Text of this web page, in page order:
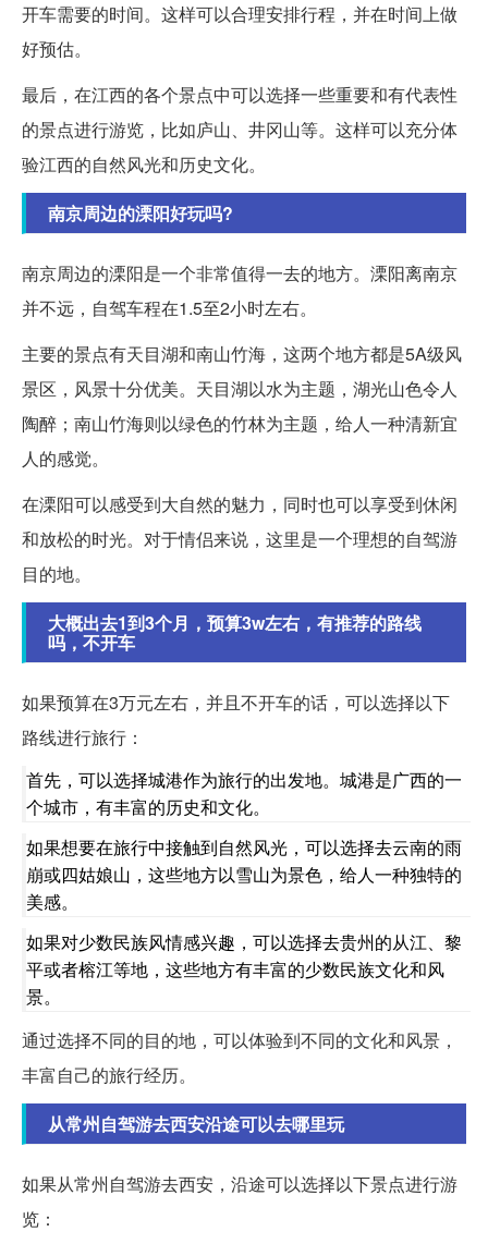
开车需要的时间。这样可以合理安排行程，并在时间上做
好预估。
最后，在江西的各个景点中可以选择一些重要和有代表性
的景点进行游览，比如庐山、井冈山等。这样可以充分体
验江西的自然风光和历史文化。
南京周边的溧阳好玩吗?
南京周边的溧阳是一个非常值得一去的地方。溧阳离南京
并不远，自驾车程在1.5至2小时左右。
主要的景点有天目湖和南山竹海，这两个地方都是5A级风
景区，风景十分优美。天目湖以水为主题，湖光山色令人
陶醉；南山竹海则以绿色的竹林为主题，给人一种清新宜
人的感觉。
在溧阳可以感受到大自然的魅力，同时也可以享受到休闲
和放松的时光。对于情侣来说，这里是一个理想的自驾游
目的地。
大概出去1到3个月，预算3w左右，有推荐的路线
吗，不开车
如果预算在3万元左右，并且不开车的话，可以选择以下
路线进行旅行：
首先，可以选择城港作为旅行的出发地。城港是广西的一
个城市，有丰富的历史和文化。
如果想要在旅行中接触到自然风光，可以选择去云南的雨
崩或四姑娘山，这些地方以雪山为景色，给人一种独特的
美感。
如果对少数民族风情感兴趣，可以选择去贵州的从江、黎
平或者榕江等地，这些地方有丰富的少数民族文化和风
景。
通过选择不同的目的地，可以体验到不同的文化和风景，
丰富自己的旅行经历。
从常州自驾游去西安沿途可以去哪里玩
如果从常州自驾游去西安，沿途可以选择以下景点进行游
览：